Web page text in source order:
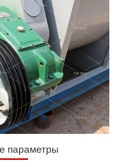
параметры